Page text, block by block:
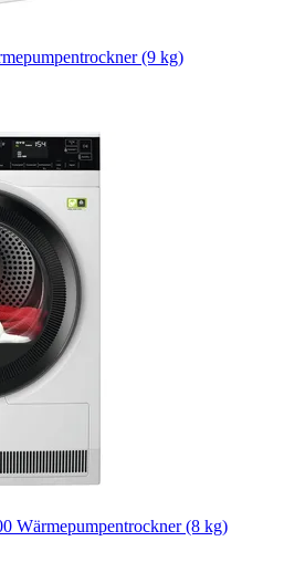
(9 kg)
Wärmepumpentrockner (8 kg)